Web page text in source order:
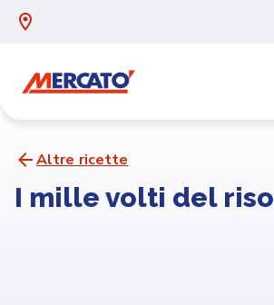
Altre ricette
I mille volti del riso